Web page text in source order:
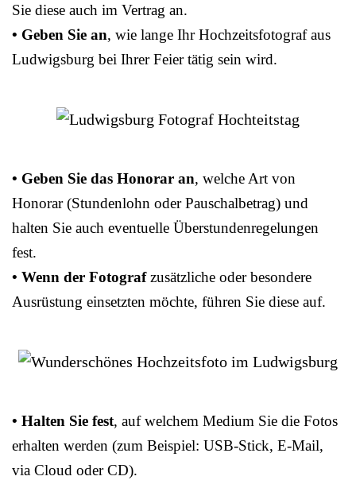
Sie diese auch im Vertrag an.
• Geben Sie an, wie lange Ihr Hochzeitsfotograf aus
Ludwigsburg bei Ihrer Feier tätig sein wird.
• Geben Sie das Honorar an, welche Art von
Honorar (Stundenlohn oder Pauschalbetrag) und
halten Sie auch eventuelle Überstundenregelungen
fest.
• Wenn der Fotografzusätzliche oder besondere
Ausrüstung einsetzten möchte, führen Sie diese auf.
• Halten Sie fest, auf welchem Medium Sie die Fotos
erhalten werden (zum Beispiel: USB-Stick, E-Mail,
via Cloud oder CD).